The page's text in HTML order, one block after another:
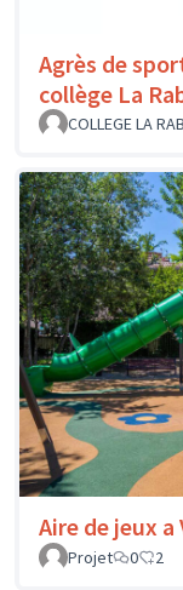
Agrès de
collège La
COLLEGE LA
Aire de jeux a
Projet
0 2